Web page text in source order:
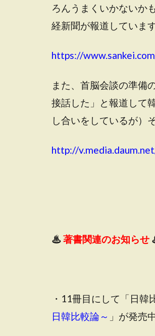
ろんうまくいかないか
経新聞が報道しています
https://
また、首脳会談の準備
接話した」と報道して
し合いをしているが）
http://
♨著書関連のお知らせ
・11冊目にして「日韓
日韓比較論～ 」が発売